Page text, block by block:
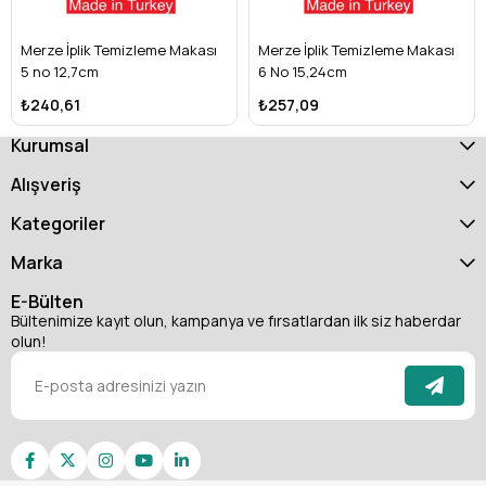
kullanım sunar.
Merze İplik Temizleme Makası
5 no 12,7cm
₺240,61
Merze İplik Temizleme Makası
6 No 15,24cm
₺257,09
Kurumsal
Alışveriş
Kategoriler
Marka
E-Bülten
Bültenimize kayıt olun, kampanya ve fırsatlardan ilk siz haberdar
olun!